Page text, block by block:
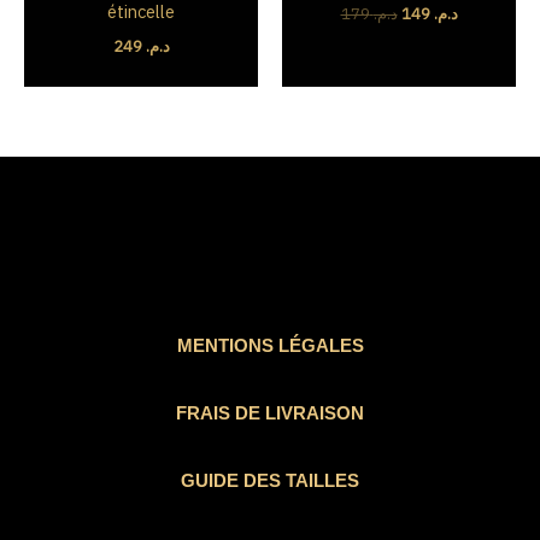
étincelle
د.م. 249
د.م.179
د.م. 149
MENTIONS LÉGALES
FRAIS DE LIVRAISON
GUIDE DES TAILLES